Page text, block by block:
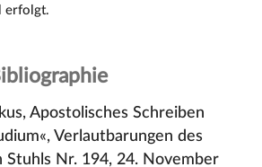
erfolgt.
Apostolisches Schreiben
Verlautbarungen des
Stuhls Nr. 194, 24. November